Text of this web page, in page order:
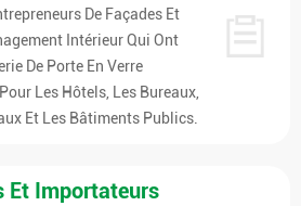
De Façades Et
Intérieur Qui Ont
De Porte En Verre
Les Hôtels, Les Bureaux,
Et Les Bâtiments Publics.
Et Importateurs